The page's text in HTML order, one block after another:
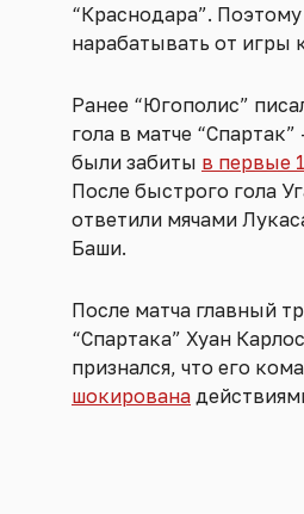
“Краснодара”.
нарабатывать от игры
Ранее “Югополис”
гола в матче
были забиты в первые
После быстрого гола
ответили мячами
Баши.
После матча главный
“Спартака” Хуан
признался, что его
шокирована